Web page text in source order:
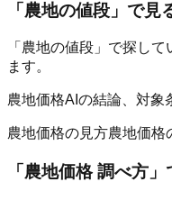
「農地の値段 」で見
「農地の値段」で探し
ます。
農地価格AIの結論、対象
農地価格の見方農地価格
「 農地価格 調べ方